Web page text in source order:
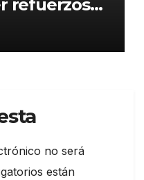
refuerzos
no será
están